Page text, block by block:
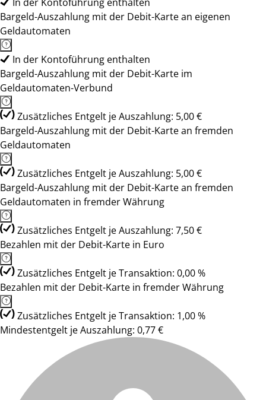
Bargeld-Auszahlung mit der Debit-Karte an eigenen
Geldautomaten
In der Kontoführung enthalten
Bargeld-Auszahlung mit der Debit-Karte im
Geldautomaten-Verbund
Zusätzliches Entgelt je Auszahlung: 5,00 €
Bargeld-Auszahlung mit der Debit-Karte an fremden
Geldautomaten
Zusätzliches Entgelt je Auszahlung: 5,00 €
Bargeld-Auszahlung mit der Debit-Karte an fremden
Geldautomaten in fremder Währung
Zusätzliches Entgelt je Auszahlung: 7,50 €
Bezahlen mit der Debit-Karte in Euro
Zusätzliches Entgelt je Transaktion: 0,00 %
Bezahlen mit der Debit-Karte in fremder Währung
Zusätzliches Entgelt je Transaktion: 1,00 %
Mindestentgelt je Auszahlung: 0,77 €